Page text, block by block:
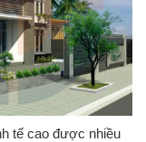
tế cao được nhiều